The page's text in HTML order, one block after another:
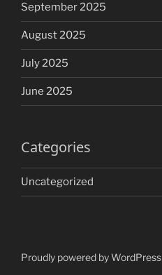
September 2025
August 2025
July 2025
June 2025
Categories
Uncategorized
Proudly powered by WordPress